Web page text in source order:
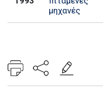
μηχανές